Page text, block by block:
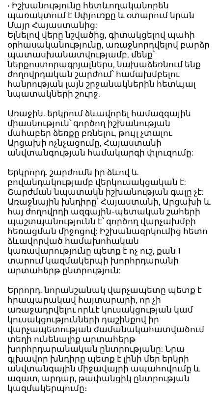
• Իշխանությունը հետևողականորեն
պառակտում է Սփյուռքը և օտարում նրան
Մայր Հայաստանից:
Ելնելով վերը նշվածից, գիտակցելով պահի
օրհասականությունը, առաջնորդվելով բարձր
պատասխանատվությամբ, մենք՝
ներքոստորագրյալներս, նախաձեռնում ենք
ժողովրդական շարժում՝ համախմբելու
հանրության լայն շրջանակներին հետևյալ
նպատակների շուրջ.
Առաջին. երկրում ձևավորել համազգային
միասնություն՝ գործող իշխանության
մահաբեր ձեռքը բռնելու, թույլ չտալու
Արցախի ոչնչացումը, Հայաստանի
անվտանգության համակարգի փլուզումը:
Երկրորդ. շարժումն իր ձևով և
բովանդակությամբ վերկուսակցական է:
Շարժման նպատակն իշխանության գալը չէ:
Առաջնային խնդիրը՝ Հայաստանի, Արցախի և
հայ ժողովրդի ազգային-պետական շահերի
պաշտպանությունն է՝ գործող վարչախմբի
հեռացման միջոցով: Իշխանազրկումից հետո
ձևավորված համախոհական
կառավարությունը պետք է ոչ ուշ, քան 1
տարում կազմակերպի խորհրդարանի
արտահերթ ընտրություն:
Երրորդ. նորանշանակ վարչապետը պետք է
հրապարակավ հայտարարի, որ չի
առաջադրվելու որևէ կուսակցության կամ
կուսակցությունների դաշինքով իր
վարչապետության ժամանակահատվածում
տեղի ունենալիք արտահերթ
խորհրդարանական ընտրությանը: Նրա
գլխավոր խնդիրը պետք է լինի մեր երկրի
անվտանգային միջավայրի ապահովումը և
ազատ, արդար, թափանցիկ ընտրության
կազմակերպումը։